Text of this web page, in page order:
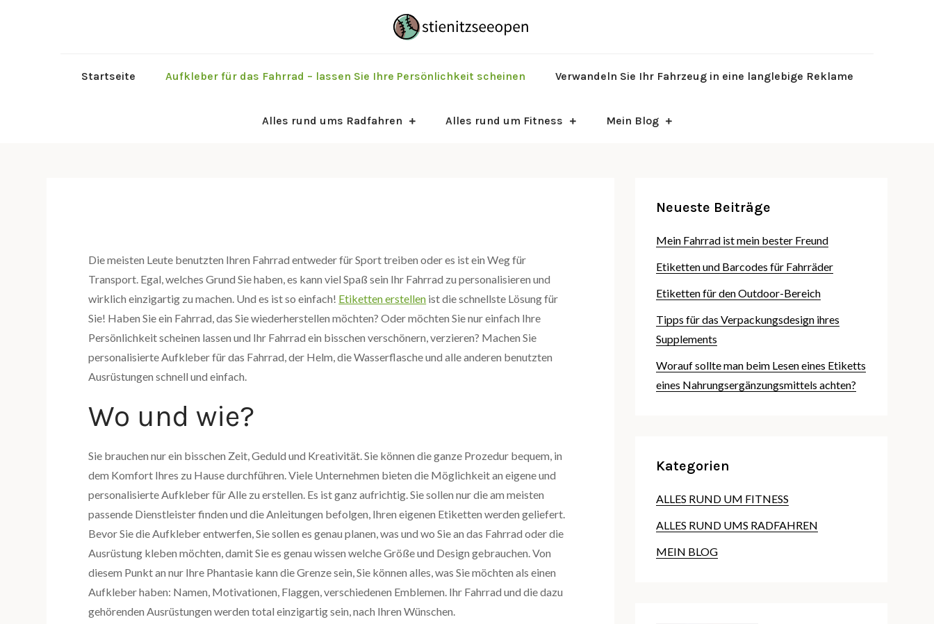
Startseite Aufkleber für das Fahrrad – lassen Sie Ihre Persönlichkeit scheinen Verwandeln Sie Ihr Fahrzeug in eine langlebige Reklame
Alles rund ums Radfahren Alles rund um Fitness Mein Blog
Die meisten Leute benutzten Ihren Fahrrad entweder für Sport treiben oder es ist ein Weg für
Transport. Egal, welches Grund Sie haben, es kann viel Spaß sein Ihr Fahrrad zu personalisieren und
wirklich einzigartig zu machen. Und es ist so einfach! Etiketten erstellen ist die schnellste Lösung für
Sie! Haben Sie ein Fahrrad, das Sie wiederherstellen möchten? Oder möchten Sie nur einfach Ihre
Persönlichkeit scheinen lassen und Ihr Fahrrad ein bisschen verschönern, verzieren? Machen Sie
personalisierte Aufkleber für das Fahrrad, der Helm, die Wasserflasche und alle anderen benutzten
Ausrüstungen schnell und einfach.
Wo und wie?
Sie brauchen nur ein bisschen Zeit, Geduld und Kreativität. Sie können die ganze Prozedur bequem, in
dem Komfort Ihres zu Hause durchführen. Viele Unternehmen bieten die Möglichkeit an eigene und
personalisierte Aufkleber für Alle zu erstellen. Es ist ganz aufrichtig. Sie sollen nur die am meisten
passende Dienstleister finden und die Anleitungen befolgen, Ihren eigenen Etiketten werden geliefert.
Bevor Sie die Aufkleber entwerfen, Sie sollen es genau planen, was und wo Sie an das Fahrrad oder die
Ausrüstung kleben möchten, damit Sie es genau wissen welche Größe und Design gebrauchen. Von
diesem Punkt an nur Ihre Phantasie kann die Grenze sein, Sie können alles, was Sie möchten als einen
Aufkleber haben: Namen, Motivationen, Flaggen, verschiedenen Emblemen. Ihr Fahrrad und die dazu
gehörenden Ausrüstungen werden total einzigartig sein, nach Ihren Wünschen.
Neueste Beiträge
Mein Fahrrad ist mein bester Freund
Etiketten und Barcodes für Fahrräder
Etiketten für den Outdoor-Bereich
Tipps für das Verpackungsdesign ihres
Supplements
Worauf sollte man beim Lesen eines Etiketts
eines Nahrungsergänzungsmittels achten?
Kategorien
ALLES RUND UM FITNESS
ALLES RUND UMS RADFAHREN
MEIN BLOG